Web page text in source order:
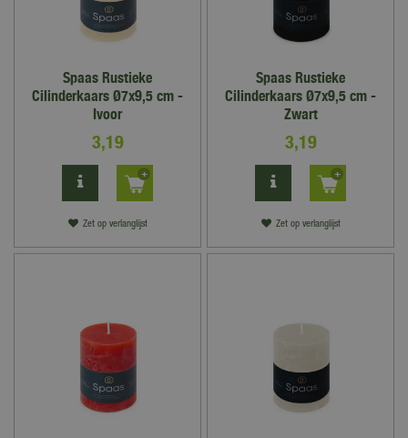
Spaas Rustieke
Cilinderkaars Ø7x9,5 cm -
Ivoor
3,19
Zet op verlanglijst
Spaas Rustieke
Cilinderkaars Ø7x9,5 cm -
Zwart
3,19
Zet op verlanglijst